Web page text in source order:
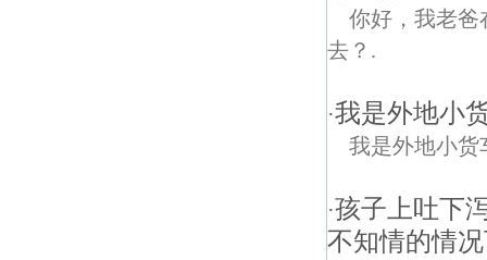
你好，我老爸
去？.
·我是外地小
我是外地小货
·孩子上吐下
不知情的情